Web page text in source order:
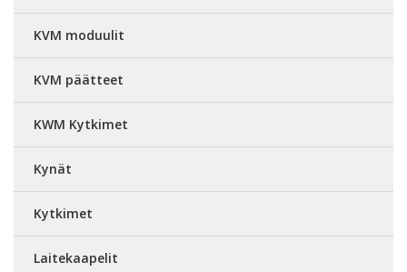
KVM moduulit
KVM päätteet
KWM Kytkimet
Kynät
Kytkimet
Laitekaapelit